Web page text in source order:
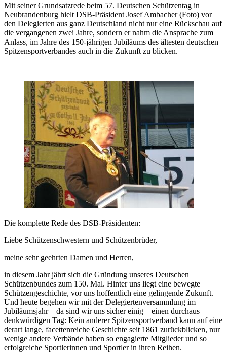
Mit seiner Grundsatzrede beim 57. Deutschen Schützentag in
Neubrandenburg hielt DSB-Präsident Josef Ambacher (Foto) vor
den Delegierten aus ganz Deutschland nicht nur eine Rückschau auf
die vergangenen zwei Jahre, sondern er nahm die Ansprache zum
Anlass, im Jahre des 150-jährigen Jubiläums des ältesten deutschen
Spitzensportverbandes auch in die Zukunft zu blicken.
Die komplette Rede des DSB-Präsidenten:
Liebe Schützenschwestern und Schützenbrüder,
meine sehr geehrten Damen und Herren,
in diesem Jahr jährt sich die Gründung unseres Deutschen
Schützenbundes zum 150. Mal. Hinter uns liegt eine bewegte
Schützengeschichte, vor uns hoffentlich eine gelingende Zukunft.
Und heute begehen wir mit der Delegiertenversammlung im
Jubiläumsjahr – da sind wir uns sicher einig – einen durchaus
denkwürdigen Tag: Kein anderer Spitzensportverband kann auf eine
derart lange, facettenreiche Geschichte seit 1861 zurückblicken, nur
wenige andere Verbände haben so engagierte Mitglieder und so
erfolgreiche Sportlerinnen und Sportler in ihren Reihen.